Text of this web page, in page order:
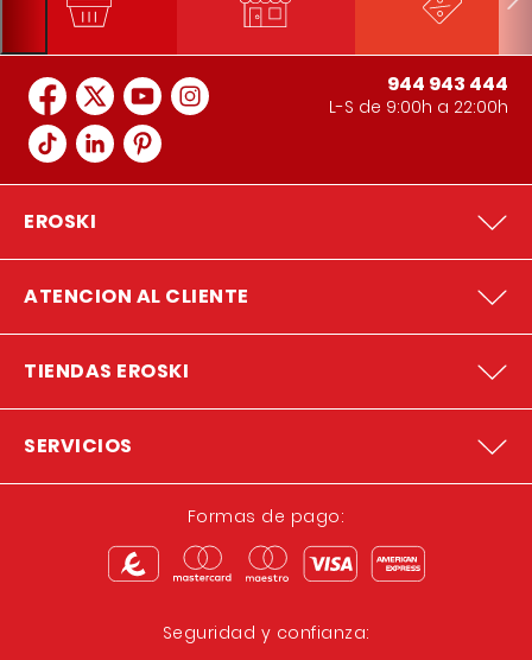
944 943 444
L-S de 9:00h a 22:00h
EROSKI
ATENCION AL CLIENTE
TIENDAS EROSKI
SERVICIOS
Formas de pago:
Seguridad y confianza: